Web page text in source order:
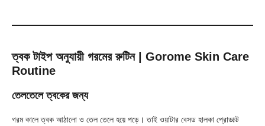
ত্বক টাইপ অনুযায়ী গরমের রুটিন| Gorome Skin Care
Routine
তেলতেলে ত্বকের জন্য
গরম কালে ত্বক আঠালো ও তেল তেলে হয়ে পড়ে। তাই ওয়াটার বেসড হালকা প্রোডাক্ট